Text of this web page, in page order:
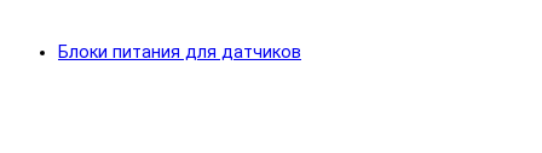
Блоки питания для датчиков